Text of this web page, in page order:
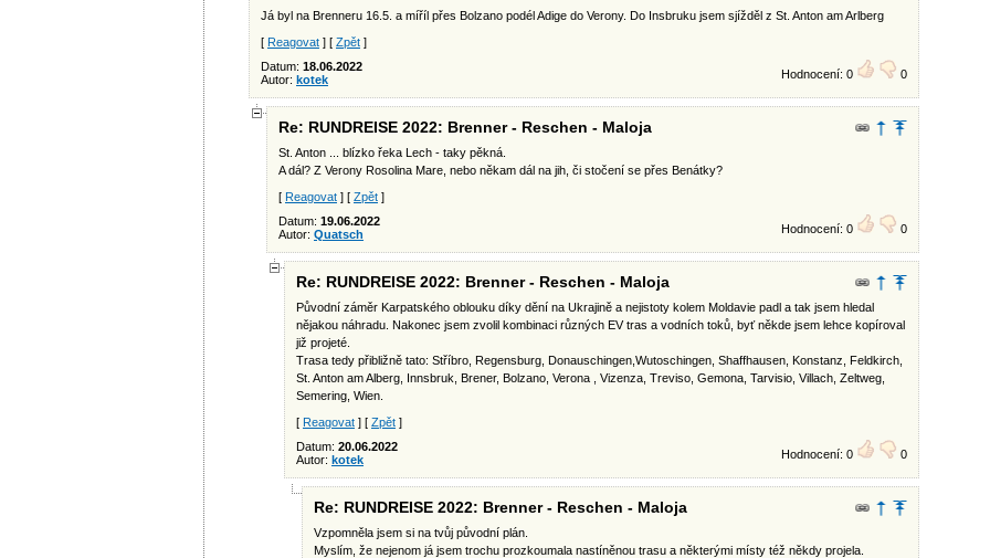
Já byl na Brenneru 16.5. a míříl přes Bolzano podél Adige do Verony. Do Insbruku jsem sjížděl z St. Anton am Arlberg
[ Reagovat ] [ Zpět ]
Datum: 18.06.2022
Autor: kotek Hodnocení: 0 0
Re: RUNDREISE 2022: Brenner - Reschen - Maloja
St. Anton ... blízko řeka Lech - taky pěkná.
A dál? Z Verony Rosolina Mare, nebo někam dál na jih, či stočení se přes Benátky?
[ Reagovat ] [ Zpět ]
Datum: 19.06.2022
Autor: Quatsch Hodnocení: 0 0
Re: RUNDREISE 2022: Brenner - Reschen - Maloja
Původní záměr Karpatského oblouku díky dění na Ukrajině a nejistoty kolem Moldavie padl a tak jsem hledal
nějakou náhradu. Nakonec jsem zvolil kombinaci různých EV tras a vodních toků, byť někde jsem lehce kopíroval
již projeté.
Trasa tedy přibližně tato: Stříbro, Regensburg, Donauschingen,Wutoschingen, Shaffhausen, Konstanz, Feldkirch,
St. Anton am Alberg, Innsbruk, Brener, Bolzano, Verona , Vizenza, Treviso, Gemona, Tarvisio, Villach, Zeltweg,
Semering, Wien.
[ Reagovat ] [ Zpět ]
Datum: 20.06.2022
Autor: kotek Hodnocení: 0 0
Re: RUNDREISE 2022: Brenner - Reschen - Maloja
Vzpomněla jsem si na tvůj původní plán.
Myslím, že nejenom já jsem trochu prozkoumala nastíněnou trasu a některými místy též někdy projela.